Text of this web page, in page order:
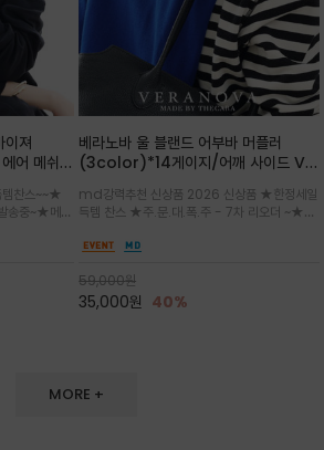
이져
어 메쉬
조절이 가
찬스~~★
송중~★메쉬
care fit)을
베라노바 울 블랜드 어부바 머플러
(3color)*14게이지/어깨 사이드 VN
잡는 감각적인 레이어드 니트 어부바숄/
뒷면의 은은한 V자 조직감과 부드러운
터치감으로 완성도를 높였으며, 단조로
md강력추천 신상품 2026 신상품 ★한정세일
득템 찬스 ★주.문.대.폭.주 - 7차 리오더 ~★셔
인트를 주기 좋으며, 소매 끝단에 위치한 실버
스러움을 동시에
59,000원
35,000원 40%
MORE +